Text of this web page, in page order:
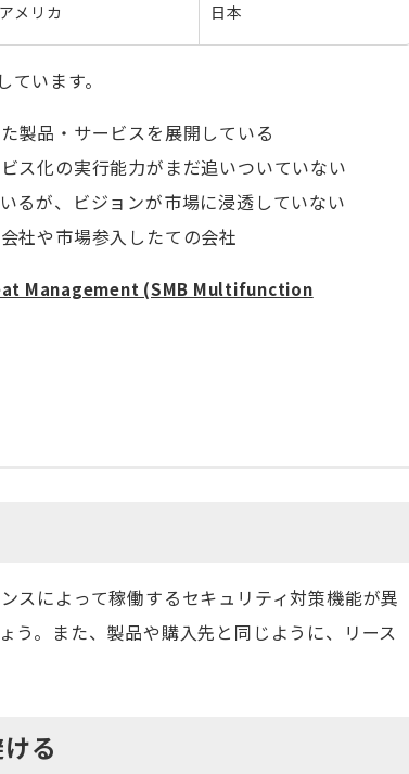
アメリカ 日本
います。
製品・サービスを展開している
ス化の実行能力がまだ追いついていない
るが、ビジョンが市場に浸透していない
社や市場参入したての会社
Management (SMB Multifunction
スによって稼働するセキュリティ対策機能が異
う。また、製品や購入先と同じように、リース
る